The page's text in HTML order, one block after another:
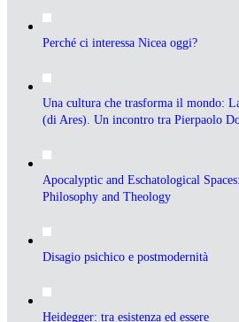
Perché ci interessa Nicea oggi?
Una cultura che trasforma il mondo:
(di Ares). Un incontro tra Pierpaolo
Apocalyptic and Eschatological
Philosophy and Theology
Disagio psichico e postmodernità
Heidegger: tra esistenza ed essere